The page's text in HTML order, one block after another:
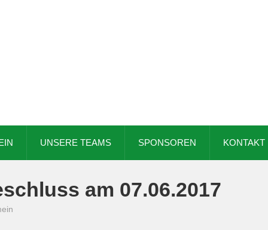
UNSERE TEAMS SPONSOREN KONTAKT
am 07.06.2017